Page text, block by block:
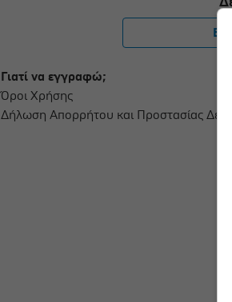
Γιατί να εγγραφώ;
Όροι Χρήσης
Δήλωση Απορρήτου και Προστασίας